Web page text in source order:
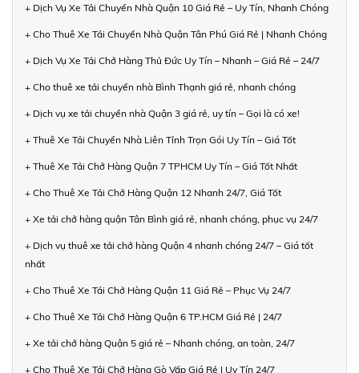
+ Dịch Vụ Xe Tải Chuyển Nhà Quận 10 Giá Rẻ – Uy Tín, Nhanh Chóng
+ Cho Thuê Xe Tải Chuyển Nhà Quận Tân Phú Giá Rẻ | Nhanh Chóng
+ Dịch Vụ Xe Tải Chở Hàng Thủ Đức Uy Tín – Nhanh – Giá Rẻ – 24/7
+ Cho thuê xe tải chuyển nhà Bình Thạnh giá rẻ, nhanh chóng
+ Dịch vụ xe tải chuyển nhà Quận 3 giá rẻ, uy tín – Gọi là có xe!
+ Thuê Xe Tải Chuyển Nhà Liên Tỉnh Trọn Gói Uy Tín – Giá Tốt
+ Thuê Xe Tải Chở Hàng Quận 7 TPHCM Uy Tín – Giá Tốt Nhất
+ Cho Thuê Xe Tải Chở Hàng Quận 12 Nhanh 24/7, Giá Tốt
+ Xe tải chở hàng quận Tân Bình giá rẻ, nhanh chóng, phục vụ 24/7
+ Dịch vụ thuê xe tải chở hàng Quận 4 nhanh chóng 24/7 – Giá tốt
nhất
+ Cho Thuê Xe Tải Chở Hàng Quận 11 Giá Rẻ – Phục Vụ 24/7
+ Cho Thuê Xe Tải Chở Hàng Quận 6 TP.HCM Giá Rẻ | 24/7
+ Xe tải chở hàng Quận 5 giá rẻ – Nhanh chóng, an toàn, 24/7
+ Cho Thuê Xe Tải Chở Hàng Gò Vấp Giá Rẻ | Uy Tín 24/7